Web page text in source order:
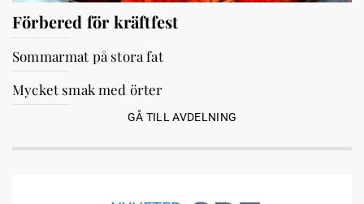
Förbered för kräftfest
Sommarmat på stora fat
Mycket smak med örter
GÅ TILL AVDELNING